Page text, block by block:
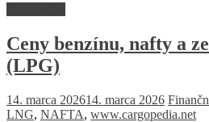
Ceny benzínu, nafty a
(LPG)
14. marca 202614. marca 2026
LNG, NAFTA, www.cargopedia.net